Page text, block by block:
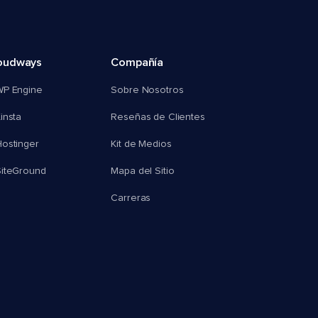
Engine
Compañía
Sobre Nosotros
Reseñas de Clientes
Kit de Medios
Mapa del Sitio
Carreras